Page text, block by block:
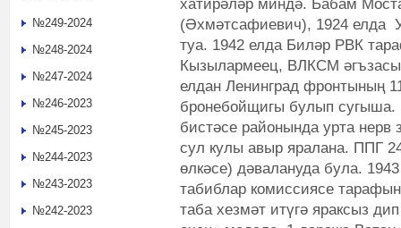
хатирәләр миндә. Бабам
(Әхмәтсафиевич), 1924
туа. 1942 елда Биләр РВК
Кызылармеец, ВЛКСМ
елдан Ленинград фронтының
бронебойщигы булып сугыша.
бистәсе районында урта нерв
сул кулы авыр яралана. ППГ
өлкәсе) дәвалануда була.
табиблар комиссиясе
таба хезмәт итүгә яраксыз
№249-2024
№248-2024
№247-2024
№246-2023
№245-2023
№244-2023
№243-2023
№242-2023